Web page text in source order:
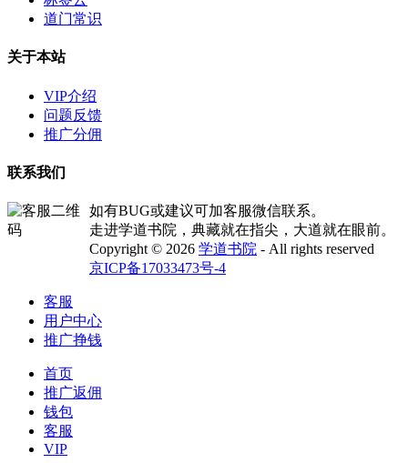
道门常识
关于本站
VIP介绍
问题反馈
推广分佣
联系我们
如有BUG或建议可加客服微信联系。
走进学道书院，典藏就在指尖，大道就在眼前。
Copyright © 2026 学道书院 - All rights reserved
京ICP备17033473号-4
客服
用户中心
推广挣钱
首页
推广返佣
钱包
客服
VIP